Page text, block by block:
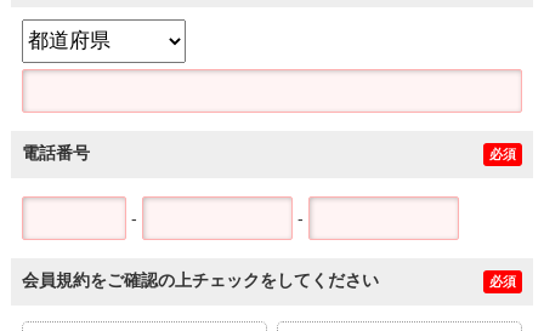
電話番号 必須
- -
会員規約をご確認の上チェックをしてください 必須